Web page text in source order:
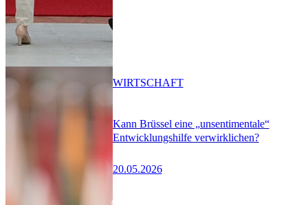
Kann Brüssel eine „unsentimentale“
Entwicklungshilfe verwirklichen?
20.05.2026
WIRTSCHAFT